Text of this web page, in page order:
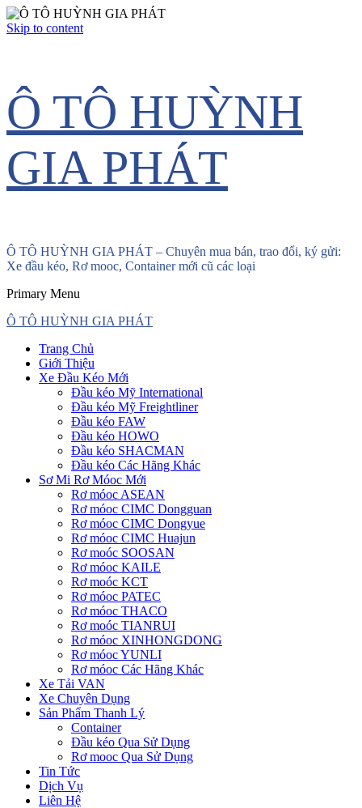
Skip to content
Ô TÔ HUỲNH
GIA PHÁT
Ô TÔ HUỲNH GIA PHÁT – Chuyên mua bán, trao đổi, ký gửi:
Xe đầu kéo, Rơ mooc, Container mới cũ các loại
Primary Menu
Ô TÔ HUỲNH GIA PHÁT
Trang Chủ
Giới Thiệu
Xe Đầu Kéo Mới
Đầu kéo Mỹ International
Đầu kéo Mỹ Freightliner
Đầu kéo FAW
Đầu kéo HOWO
Đầu kéo SHACMAN
Đầu kéo Các Hãng Khác
Sơ Mi Rơ Móoc Mới
Rơ móoc ASEAN
Rơ móoc CIMC Dongguan
Rơ móoc CIMC Dongyue
Rơ móoc CIMC Huajun
Rơ moóc SOOSAN
Rơ móoc KAILE
Rơ moóc KCT
Rơ móoc PATEC
Rơ móoc THACO
Rơ moóc TIANRUI
Rơ móoc XINHONGDONG
Rơ móoc YUNLI
Rơ móoc Các Hãng Khác
Xe Tải VAN
Xe Chuyên Dụng
Sản Phẩm Thanh Lý
Container
Đầu kéo Qua Sử Dụng
Rơ mooc Qua Sử Dụng
Tin Tức
Dịch Vụ
Liên Hệ